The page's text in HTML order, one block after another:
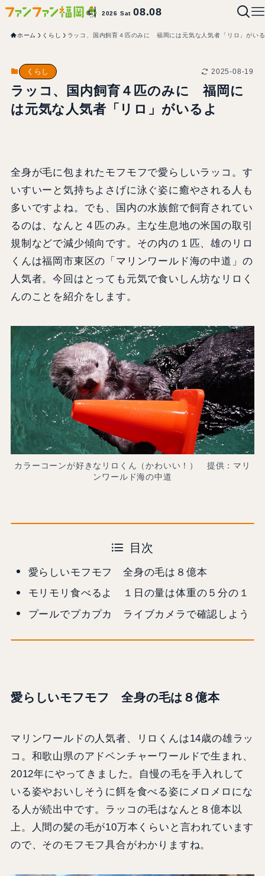
2026 Sat08.08
ホーム くらし ラッコ、国内飼育４匹のみに 福岡には元気な人気者「リロ」がい
くらし 2025-08-19
ラッコ、国内飼育４匹のみに 福岡に
は元気な人気者「リロ」がいるよ
全身が毛に包まれたモフモフで愛らしいラッコ。す
いすいーと気持ちよさげに泳ぐ姿に癒やされる人も
多いですよね。でも、国内の水族館で飼育されてい
るのは、なんと４匹のみ。主な生息地の米国の取引
規制などで減少傾向です。その内の１匹、雄のリロ
くんは福岡市東区の「マリンワールド海の中道」の
人気者。今回はとっても元気で食いしん坊なリロく
んのことを紹介をします。
カラーコーンが好きなリロくん（かわいい！） 提供：マリ
ンワールド海の中道
目次
愛らしいモフモフ 全身の毛は８億本
モリモリ食べるよ １日の量は体重の５分の１
プールでプカプカ ライブカメラで確認しよう
愛らしいモフモフ 全身の毛は８億本
マリンワールドの人気者、リロくんは14歳の雄ラッ
コ。和歌山県のアドベンチャーワールドで生まれ、
2012年にやってきました。自慢の毛を手入れして
いる姿やおいしそうに餌を食べる姿にメロメロにな
る人が続出中です。ラッコの毛はなんと８億本以
上。人間の髪の毛が10万本くらいと言われています
ので、そのモフモフ具合がわかりますね。